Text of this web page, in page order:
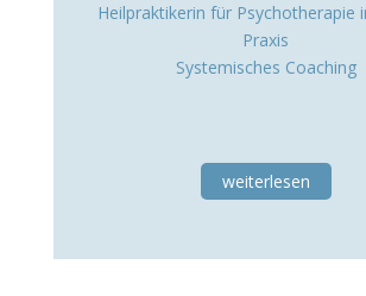
Heilpraktikerin für Psychotherapie
Praxis
Systemisches Coaching
weiterlesen